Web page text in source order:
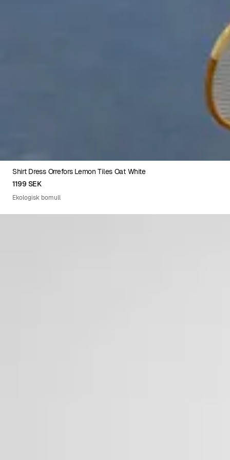
XS S
Shirt Dress Orrefors Lemon Tiles Oat White
1199 SEK
Ekologisk bomull